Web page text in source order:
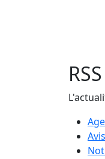
RSS